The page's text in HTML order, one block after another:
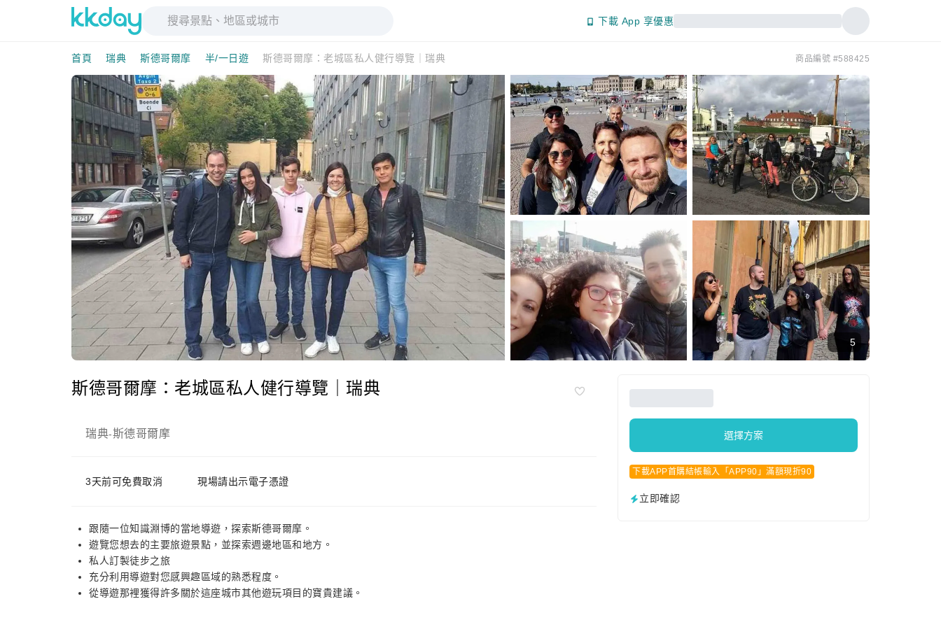
下載 App 享優惠
首頁 瑞典 斯德哥爾摩 半/一日遊 斯德哥爾摩：老城區私人健行導覽｜瑞典 商品編號 #588425
5
斯德哥爾摩：老城區私人健行導覽｜瑞典
瑞典-斯德哥爾摩
3天前可免費取消 現場請出示電子憑證
跟隨一位知識淵博的當地導遊，探索斯德哥爾摩。
遊覽您想去的主要旅遊景點，並探索週邊地區和地方。
私人訂製徒步之旅
充分利用導遊對您感興趣區域的熟悉程度。
從導遊那裡獲得許多關於這座城市其他遊玩項目的寶貴建議。
選擇方案
下載APP首購結帳輸入「APP90」滿額現折90
立即確認